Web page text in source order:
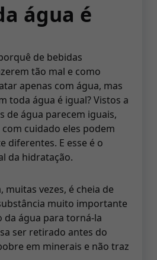
água é
de bebidas
tão mal e como
apenas com água, mas
toda água é igual? Vistos a
de água parecem iguais,
cuidado eles podem
diferentes. E esse é o
da hidratação.
muitas vezes, é cheia de
muito importante
água para torná-la
ser retirado antes do
em minerais e não traz